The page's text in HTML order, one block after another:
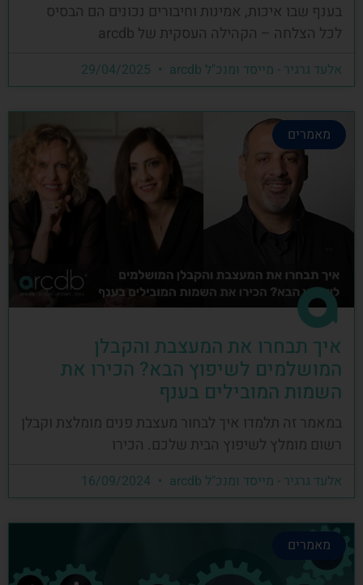
בענף שבו איכות, אמינות וחיבורים נכונים הם הבסיס
לכל הצלחה – הקהילה העסקית של arcdb
אלעד גרגיר - מייסד ומנכ"ל arcdb
מאמרים
איך תבחרו את המעצבת והקבלן
המושלמים לשיפוץ הבא? הכירו את
השמות המובילים בענף
במאמר זה תלמדו איך לבחור מעצבת פנים מומלצת וקבלן
רשום מומלץ לשיפוץ הבית שלכם. הכירו
אלעד גרגיר - מייסד ומנכ"ל arcdb
מאמרים